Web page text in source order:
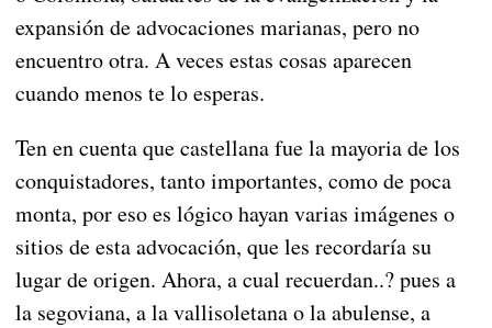
expansión de advocaciones marianas, pero no
encuentro otra. A veces estas cosas aparecen
cuando menos te lo esperas.
Ten en cuenta que castellana fue la mayoria de los
conquistadores, tanto importantes, como de poca
monta, por eso es lógico hayan varias imágenes o
sitios de esta advocación, que les recordaría su
lugar de origen. Ahora, a cual recuerdan..? pues a
la segoviana, a la vallisoletana o la abulense, a